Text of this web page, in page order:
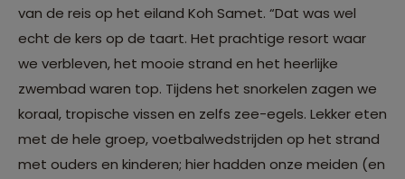
van de reis op het eiland Koh Samet. “Dat was wel
echt de kers op de taart. Het prachtige resort waar
we verbleven, het mooie strand en het heerlijke
zwembad waren top. Tijdens het snorkelen zagen we
koraal, tropische vissen en zelfs zee-egels. Lekker eten
met de hele groep, voetbalwedstrijden op het strand
met ouders en kinderen; hier hadden onze meiden (en